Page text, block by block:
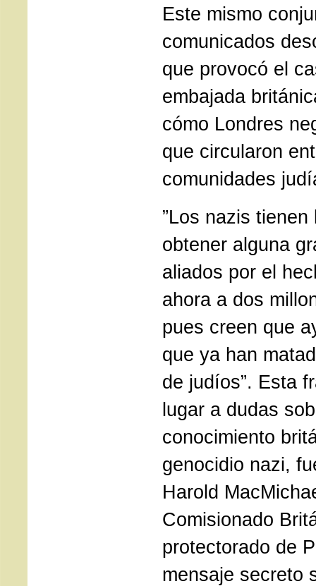
Este mismo
comunicados
que provocó el
embajada
cómo Londres
que circularon
comunidades
”Los nazis
obtener alguna
aliados por el
ahora a dos
pues creen que
que ya han
de judíos”. Esta
lugar a dudas
conocimiento
genocidio nazi,
Harold
Comisionado
protectorado de
mensaje secreto